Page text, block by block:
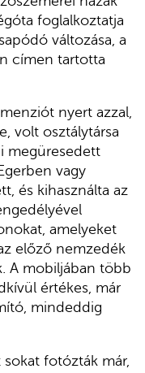
foglalkoztatja
változása, a
címen tartotta
nyert azzal,
volt osztálytársa
megüresedett
vagy
és kihasználta az
amelyeket
előző nemzedék
A mobiljában több
értékes, már
mindeddig
sokat fotózták már,